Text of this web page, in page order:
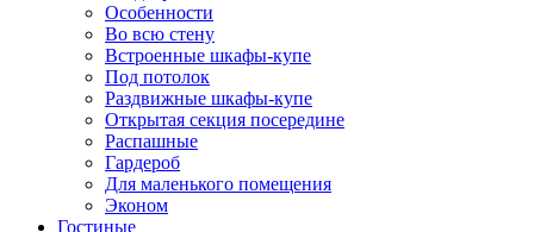
Особенности
Во всю стену
Встроенные шкафы-купе
Под потолок
Раздвижные шкафы-купе
Открытая секция посередине
Распашные
Гардероб
Для маленького помещения
Эконом
Гостиные